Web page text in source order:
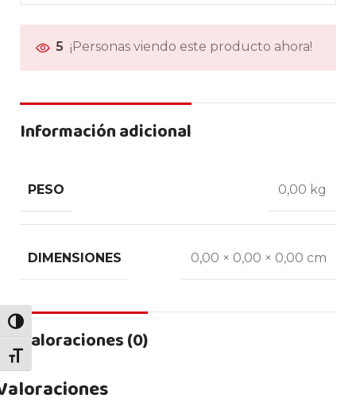
ALTERNAR ALTO CONTRASTE
ALTERNAR TAMAÑO DE LETRA
5 ¡Personas viendo este producto ahora!
Información adicional
PESO 0,00 kg
DIMENSIONES 0,00 × 0,00 × 0,00 cm
Valoraciones (0)